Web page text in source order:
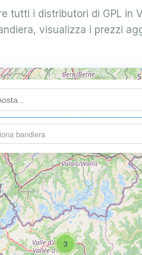
tutti i distributori di GPL in
visualizza i prezzi
bandiera
3